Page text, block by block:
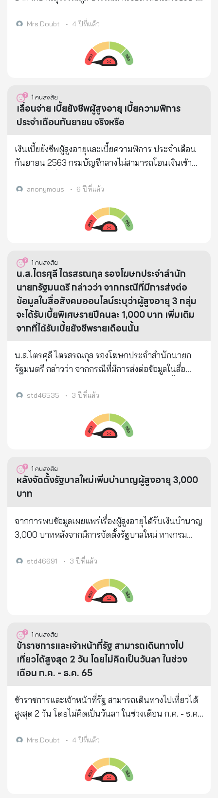
และ 28 ก.ค. 2565 รองรับการเดินทางปชช. . พร้อมเปิด
http://www.realnewsthailand.net/article/24795/
http://m.me/realnewsthailand "ถูกต้อง รวดเร็ว เชื่อ
ถือได้" ข่าวจริงประเทศไทย #ข่าวจริงประเทศไทย #ฟรี
ทางด่วน #วันหยุดยาว #Vacation #เข้าพรรษา #วัน
Mrs.Doubt • 4 ปีที่แล้ว
1 คนสงสัย
เลื่อนจ่าย เบี้ยยังชีพผู้สูงอายุ เบี้ยความพิการ
ประจำเดือนกันยายน จริงหรือ
เงินเบี้ยยังชีพผู้สูงอายุและเบี้ยความพิการ ประจำเดือน
กันยายน 2563 กรมบัญชีกลางไม่สามารถโอนเงินเข้า
ส่วนท้องถิ่นได้ภายในกำหนดเวลาภายในวันที่ 10
งบประมาณ ไป - กลับ ระหว่างกรมบัญชีกลาง และกรมส่ง
เสริมการปกครองท้องถิ่น จริงหรือ
anonymous • 6 ปีที่แล้ว
1 คนสงสัย
น.ส.ไตรศุลี ไตรสรณกุล รองโฆษกประจำสำนัก
นายกรัฐมนตรี กล่าวว่า จากกรณีที่มีการส่งต่อ
ข้อมูลในสื่อสังคมออนไลน์ระบุว่าผู้สูงอายุ 3 กลุ่ม
จะได้รับเบี้ยพิเศษรายปีคนละ 1,000 บาท เพิ่มเติม
จากที่ได้รับเบี้ยยังชีพรายเดือนนั้น
น.ส.ไตรศุลี ไตรสรณกุล รองโฆษกประจำสำนักนายก
รัฐมนตรี กล่าวว่า จากกรณีที่มีการส่งต่อข้อมูลในสื่อ
รายปีคนละ 1,000 บาท เพิ่มเติมจากที่ได้รับเบี้ยยังชีพ
อายุยังเป็นไปตามหลักเกณฑ์เดิม “ขอความร่วมมือ
ประชาชน ไม่ส่งต่อข้อมูลดังกล่าว เพราะจะทำให้เกิด
กระทรวงการพัฒนาสังคมและความมั่นคงของมนุษย์
ยืนยันว่า ปัจจุบันการจ่ายเบี้ยยังชีพแก่ผู้สูงอายุยังคงเป็น
ไปตามระเบียบกระทรวงมหาดไทย ว่าด้วยหลักเกณฑ์
ท้องถิ่น ซึ่งมีเฉพาะการจ่ายเบี้ยยังชีพรายเดือน ไม่มีการ
จ่ายเบี้ยพิเศษรายปีคนละ 1,000 บาท สำหรับการจ่าย
ขึ้นเป็นขั้นบันไดใน 4 ช่วง ได้แก่ – อายุ 60-69 ปี จะได้
ปี จะได้รับเบี้ยยังชีพ อัตรา 700 บาท/คน/เดือน – อายุ
80-89 ปี จะได้รับเบี้ยยังชีพ อัตรา 800 บาท/คน/เดือน
บาท/คน/เดือน น.ส.ไตรศุลี กล่าวว่า หากประชาชนได้
รับข้อมูลเกี่ยวกับเบี้ยพิเศษรายปีของผู้สูงอายุข้างต้น ไม่
ว่าจะมาจากช่องทางใด ขออย่าได้หลงเชื่อ และขอความ
ร่วมมือไม่ส่งต่อ หรือแชร์ข้อมูลดังกล่าวต่อในช่องทางสื่อ
เข้าใจผิดแก่ประชาชนในวงกว้าง
std46535 • 3 ปีที่แล้ว
1 คนสงสัย
หลังจัดตั้งรัฐบาลใหม่เพิ่มบำนาญผู้สูงอายุ 3,000
บาท
จากการพบข้อมูลเผยแพร่เรื่องผู้สูงอายุได้รับเงินบำนาญ
3,000 บาทหลังจากมีการจัดตั้งรัฐบาลใหม่ ทางกรม
มั่นคงของมนุษย์ ได้ตรวจสอบและชี้แจงว่า ข้อมูลดังกล่าว
กระทรวงมหาดไทยว่า ด้วยหลักเกณฑ์การจ่ายเงินเบี้ย
ยังชีพผู้สูงอายุเป็นรายเดือนตามช่วงอายุ
std46691 • 3 ปีที่แล้ว
1 คนสงสัย
ข้าราชการและเจ้าหน้าที่รัฐ สามารถเดินทางไป
เที่ยวได้สูงสุด 2 วัน โดยไม่คิดเป็นวันลา ในช่วง
เดือน ก.ค. - ธ.ค. 65
ข้าราชการและเจ้าหน้าที่รัฐ สามารถเดินทางไปเที่ยวได้
สูงสุด 2 วัน โดยไม่คิดเป็นวันลา ในช่วงเดือน ก.ค. - ธ.ค.
Mrs.Doubt • 4 ปีที่แล้ว